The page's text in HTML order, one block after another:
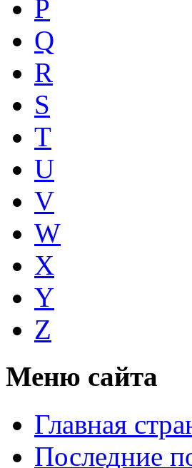
P
Q
R
S
T
U
V
W
X
Y
Z
Меню сайта
Главная
Последние